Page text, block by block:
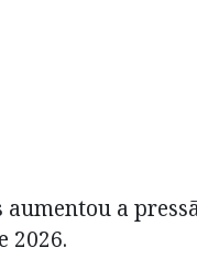
a
2026.